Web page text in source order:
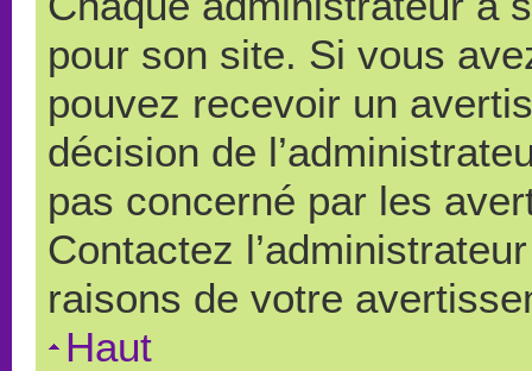
pour son site. Si vous
pouvez recevoir un
décision de
pas concerné par les
Contactez
raisons de votre
Haut